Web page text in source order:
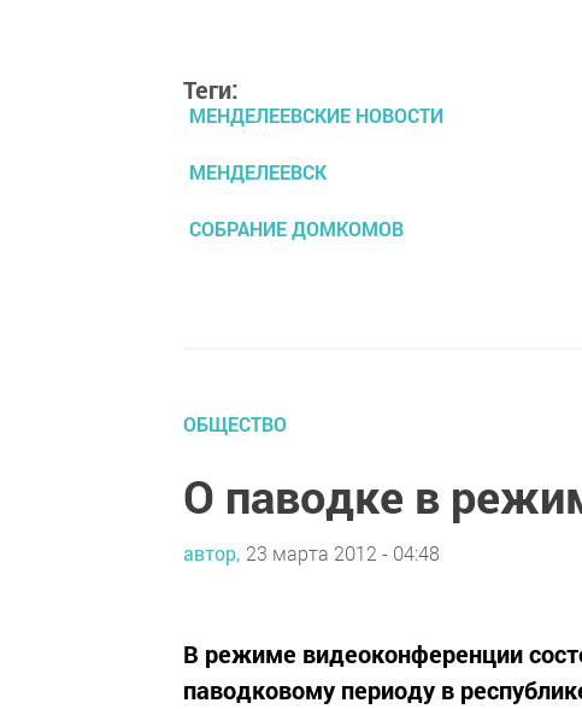
Теги:
МЕНДЕЛЕЕВСКИЕ НОВОСТИ
МЕНДЕЛЕЕВСК
СОБРАНИЕ ДОМКОМОВ
ОБЩЕСТВО
О паводке в
автор, 23 марта 2012 - 04:48
В режиме видеоконференции
паводковому периоду в